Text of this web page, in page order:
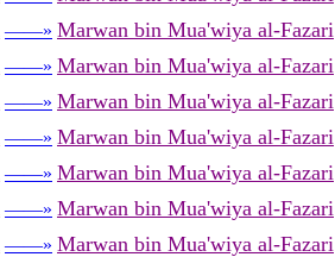
——» Marwan bin Mua'wiya al-Fazari
——» Marwan bin Mua'wiya al-Fazari
——» Marwan bin Mua'wiya al-Fazari
——» Marwan bin Mua'wiya al-Fazari
——» Marwan bin Mua'wiya al-Fazari
——» Marwan bin Mua'wiya al-Fazari
——» Marwan bin Mua'wiya al-Fazari